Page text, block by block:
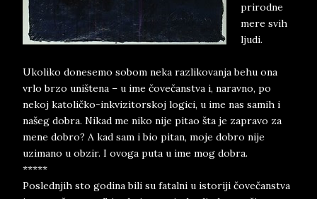
prirodne
mere svih
ljudi.
Ukoliko donesemo sobom neka razlikovanja behu ona
vrlo brzo uništena – u ime čovečanstva i, naravno, po
nekoj katoličko-inkvizitorskoj logici, u ime nas samih i
našeg dobra. Nikad me niko nije pitao šta je zapravo za
mene dobro? A kad sam i bio pitan, moje dobro nije
uzimano u obzir. I ovoga puta u ime mog dobra.
*****
Poslednjih sto godina bili su fatalni u istoriji čovečanstva